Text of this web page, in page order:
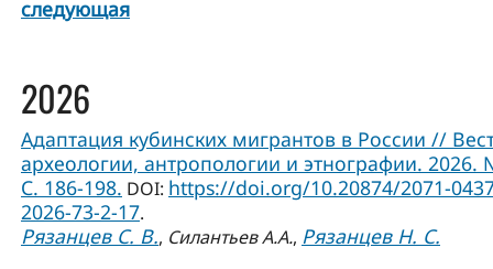
следующая
2026
Адаптация кубинских мигрантов в России //
археологии, антропологии и этнографии. 2026.
С. 186-198. DOI: https://doi.org/10.20874/2071-
2026-73-2-17.
Рязанцев С. В., Силантьев А.А., Рязанцев Н. С.